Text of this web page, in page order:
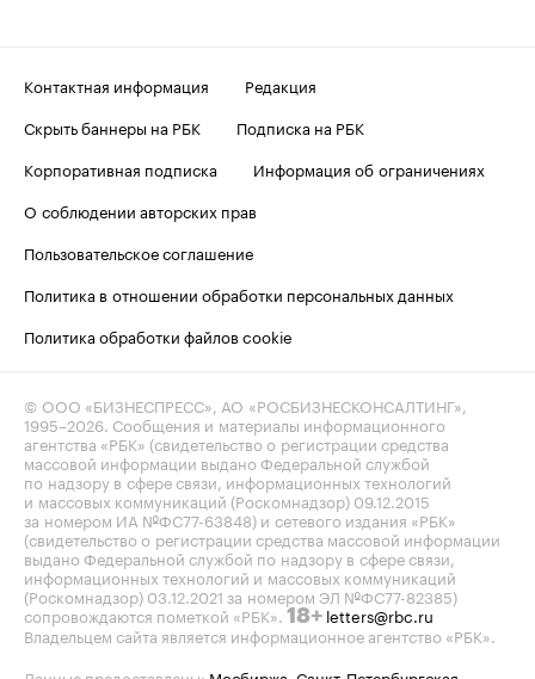
Контактная информация
Редакция
Скрыть баннеры на РБК
Подписка на РБК
Корпоративная подписка
Информация об ограничениях
О соблюдении авторских прав
Пользовательское соглашение
Политика в отношении обработки персональных данных
Политика обработки файлов cookie
© ООО «БИЗНЕСПРЕСС», АО «РОСБИЗНЕСКОНСАЛТИНГ»,
1995–2026. Сообщения и материалы информационного
агентства «РБК» (свидетельство о регистрации средства
массовой информации выдано Федеральной службой
по надзору в сфере связи, информационных технологий
и массовых коммуникаций (Роскомнадзор) 09.12.2015
за номером ИА №ФС77-63848) и сетевого издания «РБК»
(свидетельство о регистрации средства массовой информации
выдано Федеральной службой по надзору в сфере связи,
информационных технологий и массовых коммуникаций
(Роскомнадзор) 03.12.2021 за номером ЭЛ №ФС77-82385)
сопровождаются пометкой «РБК». 18+ letters@rbc.ru
Владельцем сайта является информационное агентство «РБК».